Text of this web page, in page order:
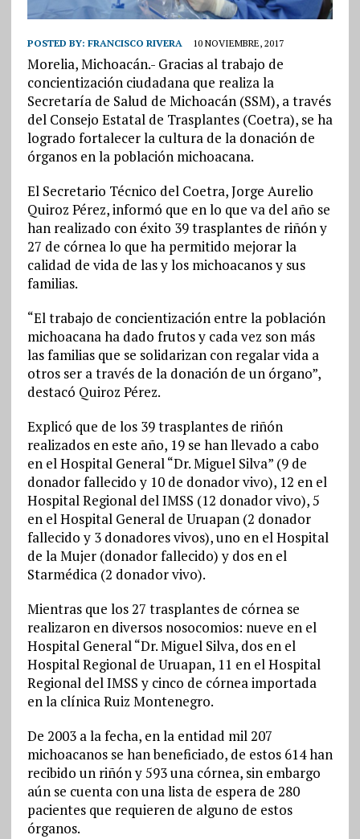
POSTED BY: FRANCISCO RIVERA 10 NOVIEMBRE, 2017
Morelia, Michoacán.- Gracias al trabajo de
concientización ciudadana que realiza la
Secretaría de Salud de Michoacán (SSM), a través
del Consejo Estatal de Trasplantes (Coetra), se ha
logrado fortalecer la cultura de la donación de
órganos en la población michoacana.
El Secretario Técnico del Coetra, Jorge Aurelio
Quiroz Pérez, informó que en lo que va del año se
han realizado con éxito 39 trasplantes de riñón y
27 de córnea lo que ha permitido mejorar la
calidad de vida de las y los michoacanos y sus
familias.
“El trabajo de concientización entre la población
michoacana ha dado frutos y cada vez son más
las familias que se solidarizan con regalar vida a
otros ser a través de la donación de un órgano”,
destacó Quiroz Pérez.
Explicó que de los 39 trasplantes de riñón
realizados en este año, 19 se han llevado a cabo
en el Hospital General “Dr. Miguel Silva” (9 de
donador fallecido y 10 de donador vivo), 12 en el
Hospital Regional del IMSS (12 donador vivo), 5
en el Hospital General de Uruapan (2 donador
fallecido y 3 donadores vivos), uno en el Hospital
de la Mujer (donador fallecido) y dos en el
Starmédica (2 donador vivo).
Mientras que los 27 trasplantes de córnea se
realizaron en diversos nosocomios: nueve en el
Hospital General “Dr. Miguel Silva, dos en el
Hospital Regional de Uruapan, 11 en el Hospital
Regional del IMSS y cinco de córnea importada
en la clínica Ruiz Montenegro.
De 2003 a la fecha, en la entidad mil 207
michoacanos se han beneficiado, de estos 614 han
recibido un riñón y 593 una córnea, sin embargo
aún se cuenta con una lista de espera de 280
pacientes que requieren de alguno de estos
órganos.